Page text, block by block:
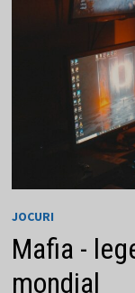
JOCURI
Mafia -
mondial